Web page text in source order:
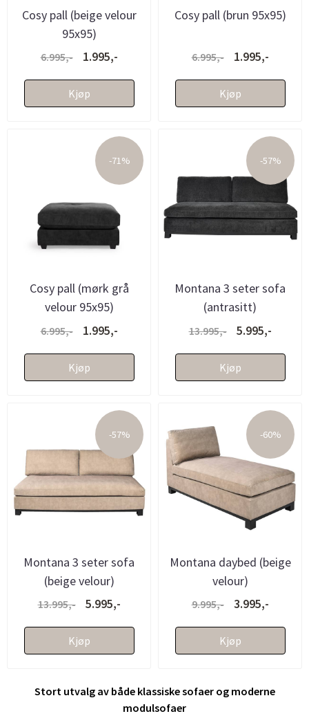
Cosy pall (beige velour
95x95)
6.995,- 1.995,-
Kjøp
Cosy pall (brun 95x95)
6.995,- 1.995,-
Kjøp
-71%
Cosy pall (mørk grå
velour 95x95)
6.995,- 1.995,-
Kjøp
-57%
Montana 3 seter sofa
(antrasitt)
13.995,- 5.995,-
Kjøp
-57%
Montana 3 seter sofa
(beige velour)
13.995,- 5.995,-
Kjøp
-60%
Montana daybed (beige
velour)
9.995,- 3.995,-
Kjøp
Stort utvalg av både klassiske sofaer og moderne
modulsofaer